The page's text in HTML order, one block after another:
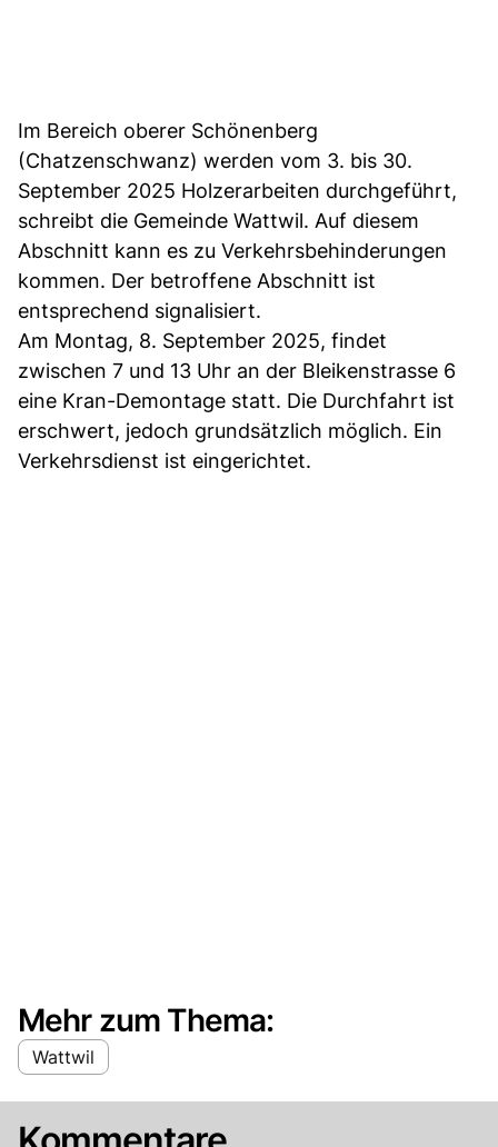
Im Bereich oberer Schönenberg
(Chatzenschwanz) werden vom 3. bis 30.
September 2025 Holzerarbeiten durchgeführt,
schreibt die Gemeinde Wattwil. Auf diesem
Abschnitt kann es zu Verkehrsbehinderungen
kommen. Der betroffene Abschnitt ist
entsprechend signalisiert.
Am Montag, 8. September 2025, findet
zwischen 7 und 13 Uhr an der Bleikenstrasse 6
eine Kran-Demontage statt. Die Durchfahrt ist
erschwert, jedoch grundsätzlich möglich. Ein
Verkehrsdienst ist eingerichtet.
Mehr zum Thema:
Wattwil